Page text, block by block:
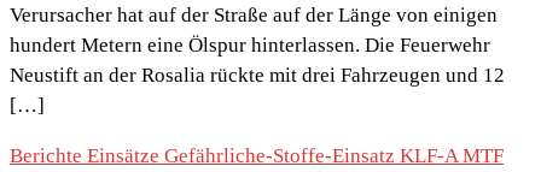
Verursacher hat auf der Straße auf der Länge von einigen
hundert Metern eine Ölspur hinterlassen. Die Feuerwehr
Neustift an der Rosalia rückte mit drei Fahrzeugen und 12
[…]
Berichte Einsätze Gefährliche-Stoffe-Einsatz KLF-A MTF